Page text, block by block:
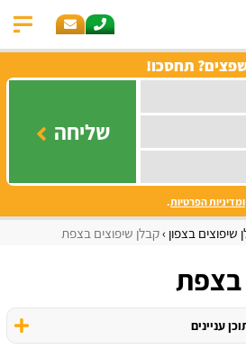
תחסכו!
שליחה
ומדיניות הפרטיות.
שיפוצים בצפון קבלן שיפוצים בצפת
בצפת
עניינים